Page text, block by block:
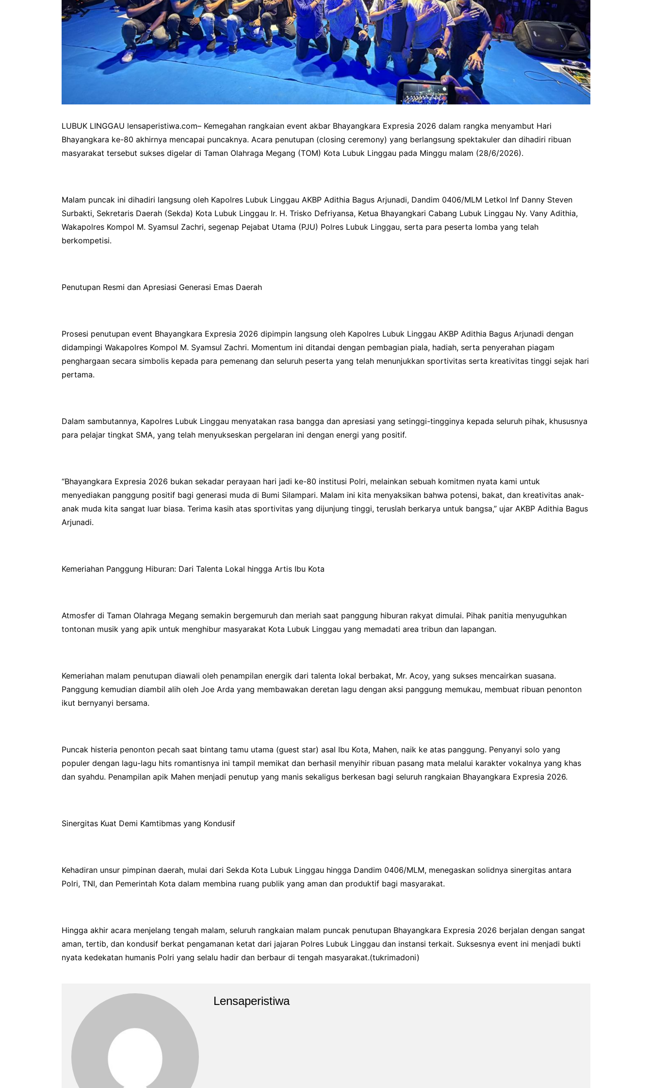
LUBUK LINGGAU lensaperistiwa.com– Kemegahan rangkaian event akbar Bhayangkara Expresia 2026 dalam rangka menyambut Hari
Bhayangkara ke-80 akhirnya mencapai puncaknya. Acara penutupan (closing ceremony) yang berlangsung spektakuler dan dihadiri ribuan
masyarakat tersebut sukses digelar di Taman Olahraga Megang (TOM) Kota Lubuk Linggau pada Minggu malam (28/6/2026).
Malam puncak ini dihadiri langsung oleh Kapolres Lubuk Linggau AKBP Adithia Bagus Arjunadi, Dandim 0406/MLM Letkol Inf Danny Steven
Surbakti, Sekretaris Daerah (Sekda) Kota Lubuk Linggau Ir. H. Trisko Defriyansa, Ketua Bhayangkari Cabang Lubuk Linggau Ny. Vany Adithia,
Wakapolres Kompol M. Syamsul Zachri, segenap Pejabat Utama (PJU) Polres Lubuk Linggau, serta para peserta lomba yang telah
berkompetisi.
Penutupan Resmi dan Apresiasi Generasi Emas Daerah
Prosesi penutupan event Bhayangkara Expresia 2026 dipimpin langsung oleh Kapolres Lubuk Linggau AKBP Adithia Bagus Arjunadi dengan
didampingi Wakapolres Kompol M. Syamsul Zachri. Momentum ini ditandai dengan pembagian piala, hadiah, serta penyerahan piagam
penghargaan secara simbolis kepada para pemenang dan seluruh peserta yang telah menunjukkan sportivitas serta kreativitas tinggi sejak hari
pertama.
Dalam sambutannya, Kapolres Lubuk Linggau menyatakan rasa bangga dan apresiasi yang setinggi-tingginya kepada seluruh pihak, khususnya
para pelajar tingkat SMA, yang telah menyukseskan pergelaran ini dengan energi yang positif.
“Bhayangkara Expresia 2026 bukan sekadar perayaan hari jadi ke-80 institusi Polri, melainkan sebuah komitmen nyata kami untuk
menyediakan panggung positif bagi generasi muda di Bumi Silampari. Malam ini kita menyaksikan bahwa potensi, bakat, dan kreativitas anak-
anak muda kita sangat luar biasa. Terima kasih atas sportivitas yang dijunjung tinggi, teruslah berkarya untuk bangsa,” ujar AKBP Adithia Bagus
Arjunadi.
Kemeriahan Panggung Hiburan: Dari Talenta Lokal hingga Artis Ibu Kota
Atmosfer di Taman Olahraga Megang semakin bergemuruh dan meriah saat panggung hiburan rakyat dimulai. Pihak panitia menyuguhkan
tontonan musik yang apik untuk menghibur masyarakat Kota Lubuk Linggau yang memadati area tribun dan lapangan.
Kemeriahan malam penutupan diawali oleh penampilan energik dari talenta lokal berbakat, Mr. Acoy, yang sukses mencairkan suasana.
Panggung kemudian diambil alih oleh Joe Arda yang membawakan deretan lagu dengan aksi panggung memukau, membuat ribuan penonton
ikut bernyanyi bersama.
Puncak histeria penonton pecah saat bintang tamu utama (guest star) asal Ibu Kota, Mahen, naik ke atas panggung. Penyanyi solo yang
populer dengan lagu-lagu hits romantisnya ini tampil memikat dan berhasil menyihir ribuan pasang mata melalui karakter vokalnya yang khas
dan syahdu. Penampilan apik Mahen menjadi penutup yang manis sekaligus berkesan bagi seluruh rangkaian Bhayangkara Expresia 2026.
Sinergitas Kuat Demi Kamtibmas yang Kondusif
Kehadiran unsur pimpinan daerah, mulai dari Sekda Kota Lubuk Linggau hingga Dandim 0406/MLM, menegaskan solidnya sinergitas antara
Polri, TNI, dan Pemerintah Kota dalam membina ruang publik yang aman dan produktif bagi masyarakat.
Hingga akhir acara menjelang tengah malam, seluruh rangkaian malam puncak penutupan Bhayangkara Expresia 2026 berjalan dengan sangat
aman, tertib, dan kondusif berkat pengamanan ketat dari jajaran Polres Lubuk Linggau dan instansi terkait. Suksesnya event ini menjadi bukti
nyata kedekatan humanis Polri yang selalu hadir dan berbaur di tengah masyarakat.(tukrimadoni)
Lensaperistiwa